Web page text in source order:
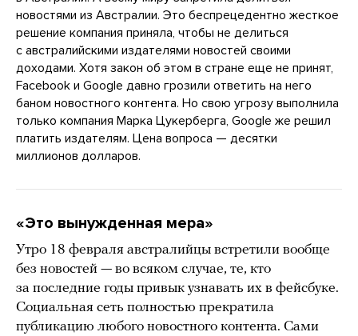
новостями из Австралии. Это беспрецедентно жесткое
решение компания приняла, чтобы не делиться
с австралийскими издателями новостей своими
доходами. Хотя закон об этом в стране еще не принят,
Facebook и Google давно грозили ответить на него
баном новостного контента. Но свою угрозу выполнила
только компания Марка Цукерберга, Google же решил
платить издателям. Цена вопроса — десятки
миллионов долларов.
«Это вынужденная мера»
Утро 18 февраля австралийцы встретили вообще
без новостей — во всяком случае, те, кто
за последние годы привык узнавать их в фейсбуке.
Социальная сеть полностью прекратила
публикацию любого новостного контента. Сами